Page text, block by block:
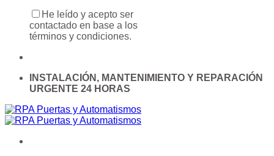
He leído y acepto ser
contactado en base a los
términos y condiciones.
INSTALACIÓN, MANTENIMIENTO Y REPARACIÓN
URGENTE 24 HORAS